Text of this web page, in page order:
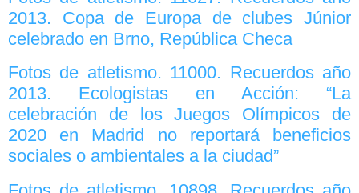
2013. Copa de Europa de clubes Júnior
celebrado en Brno, República Checa
Fotos de atletismo. 11000. Recuerdos año
2013. Ecologistas en Acción: “La
celebración de los Juegos Olímpicos de
2020 en Madrid no reportará beneficios
sociales o ambientales a la ciudad”